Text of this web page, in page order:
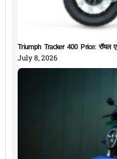
Triumph Tracker 400 Price: रॉयल
July 8, 2026